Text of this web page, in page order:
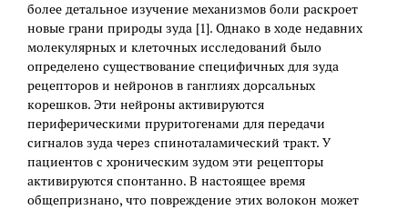
более детальное изучение механизмов боли раскроет
новые грани природы зуда [1]. Однако в ходе недавних
молекулярных и клеточных исследований было
определено существование специфичных для зуда
рецепторов и нейронов в ганглиях дорсальных
корешков. Эти нейроны активируются
периферическими пруритогенами для передачи
сигналов зуда через спиноталамический тракт. У
пациентов с хроническим зудом эти рецепторы
активируются спонтанно. В настоящее время
общепризнано, что повреждение этих волокон может